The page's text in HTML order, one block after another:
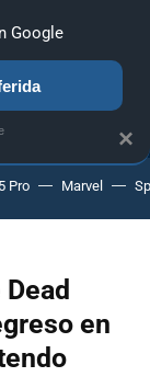
NINTENDO
Pro Marvel
en
×
Google